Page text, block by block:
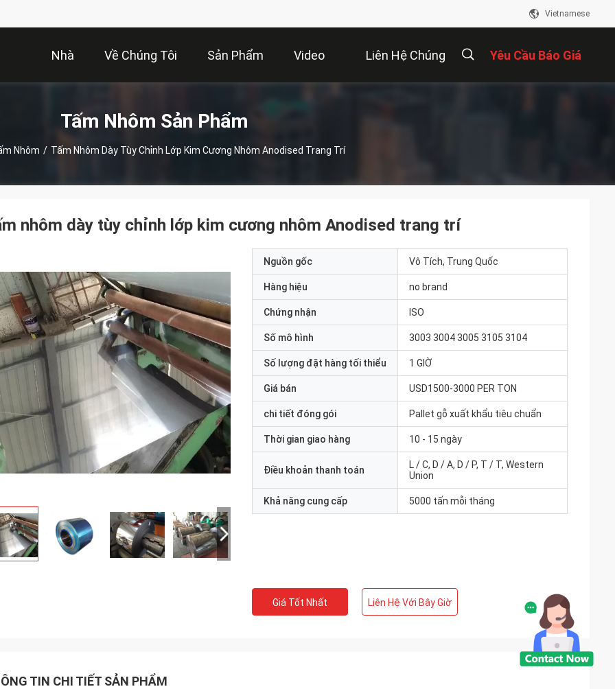
Vietnamese
Nhà Về Chúng Tôi Sản Phẩm Video Liên Hệ Chúng Yêu Cầu Báo Giá
Tấm Nhôm Sản Phẩm
Nhôm / Tấm Nhôm Dày Tùy Chỉnh Lớp Kim Cương Nhôm Anodised Trang Trí
nhôm dày tùy chỉnh lớp kim cương nhôm Anodised trang trí
Nguồn gốc Vô Tích, Trung Quốc
Hàng hiệu no brand
Chứng nhận ISO
Số mô hình 3003 3004 3005 3105 3104
Số lượng đặt hàng tối thiểu 1 GIỜ
Giá bán USD1500-3000 PER TON
chi tiết đóng gói Pallet gỗ xuất khẩu tiêu chuẩn
Thời gian giao hàng 10 - 15 ngày
Điều khoản thanh toán
L / C, D / A, D / P, T / T, Western
Union
Khả năng cung cấp 5000 tấn mỗi tháng
Giá Tốt Nhất Liên Hệ Với Bây Giờ
TIN CHI TIẾT SẢN PHẨM